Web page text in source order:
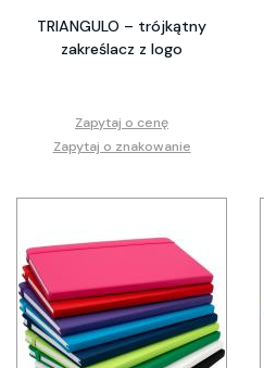
TRIANGULO – trójkątny
zakreślacz z logo
Zapytaj o cenę
Zapytaj o znakowanie